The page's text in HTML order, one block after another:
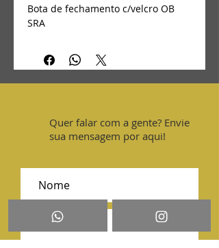
Bota de fechamento c/velcro OB
SRA
Quer falar com a gente? Envie
sua mensagem por aqui!